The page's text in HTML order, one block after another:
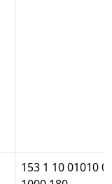
153 1 10 01010